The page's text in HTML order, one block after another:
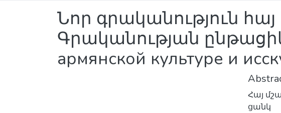
Նոր գրականություն
Գրականության
армянской культуре и
Հայ
ցանկ